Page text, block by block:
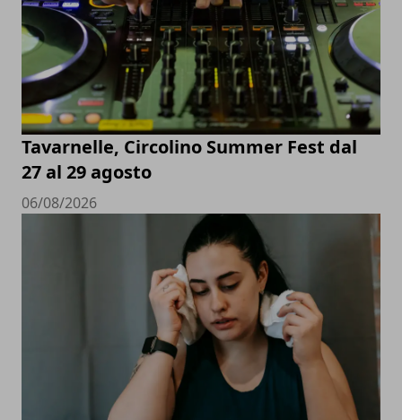
Tavarnelle, Circolino Summer Fest dal
27 al 29 agosto
06/08/2026